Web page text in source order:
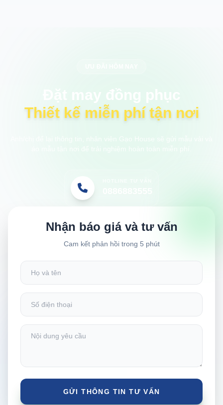
Đặt may đồng phục
Thiết kế miễn phí tận nơi
Nhận báo giá và tư vấn
Cam kết phản hồi trong 5 phút